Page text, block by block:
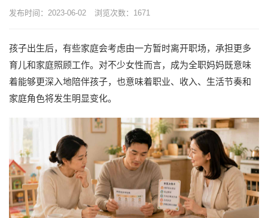
发布时间：2023-06-02 浏览次数： 1671
孩子出生后，有些家庭会考虑由一方暂时离开职场，承担更多
育儿和家庭照顾工作。对不少女性而言，成为全职妈妈既意味
着能够更深入地陪伴孩子，也意味着职业、收入、生活节奏和
家庭角色将发生明显变化。